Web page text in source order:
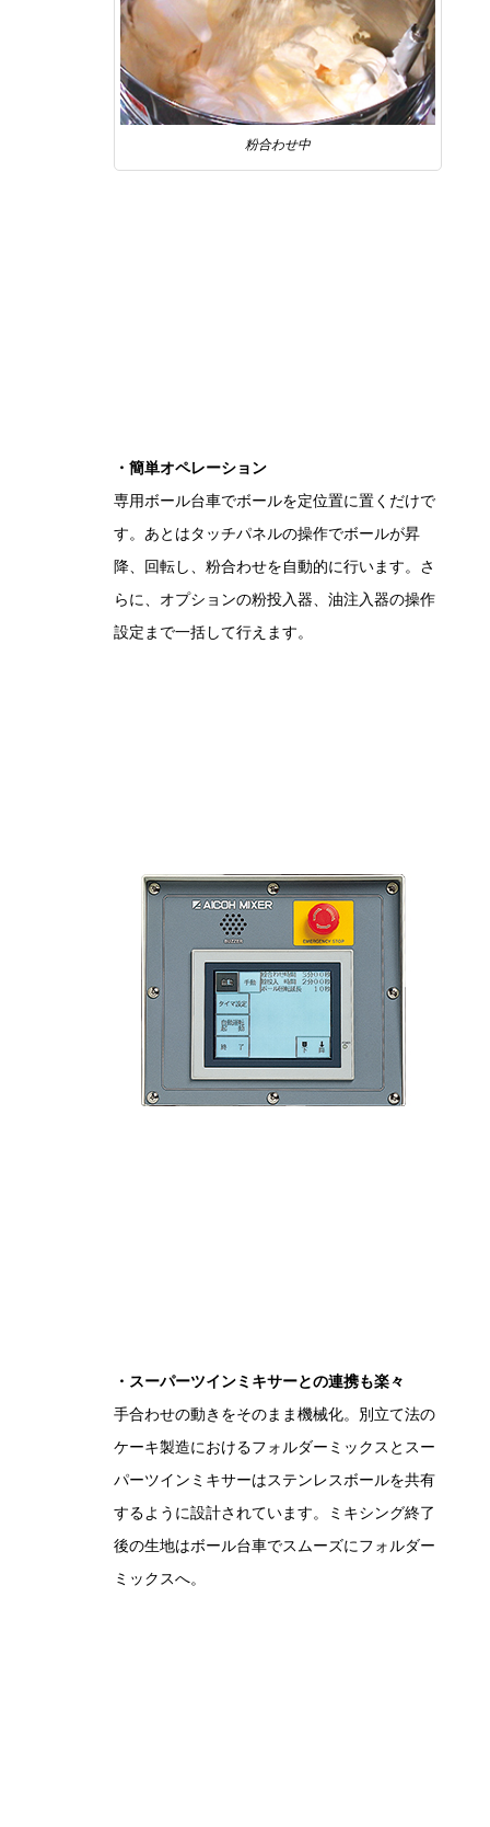
粉合わせ中
・簡単オペレーション
専用ボール台車でボールを定位置に置くだけで
す。あとはタッチパネルの操作でボールが昇
降、回転し、粉合わせを自動的に行います。さ
らに、オプションの粉投入器、油注入器の操作
設定まで一括して行えます。
・スーパーツインミキサーとの連携も楽々
手合わせの動きをそのまま機械化。別立て法の
ケーキ製造におけるフォルダーミックスとスー
パーツインミキサーはステンレスボールを共有
するように設計されています。ミキシング終了
後の生地はボール台車でスムーズにフォルダー
ミックスへ。